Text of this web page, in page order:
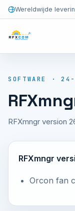
Wereldwijde
SOFTWARE ·
RFXmngr version
RFXmngr
Orcon fan